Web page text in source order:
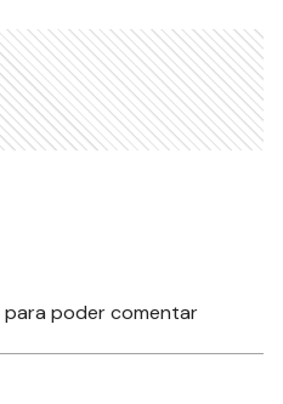
para poder comentar